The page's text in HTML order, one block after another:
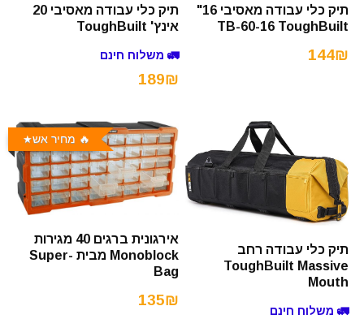
תיק כלי עבודה מאסיבי 16"
TB-60-16 ToughBuilt
144₪
תיק כלי עבודה מאסיבי 20
אינץ' ToughBuilt
🚛 משלוח חינם
189₪
תיק כלי עבודה רחב
ToughBuilt Massive
Mouth
🚛 משלוח חינם
🔥 מחיר אש
אירגונית ברגים 40 מגירות
Monoblock מבית Super-
Bag
135₪